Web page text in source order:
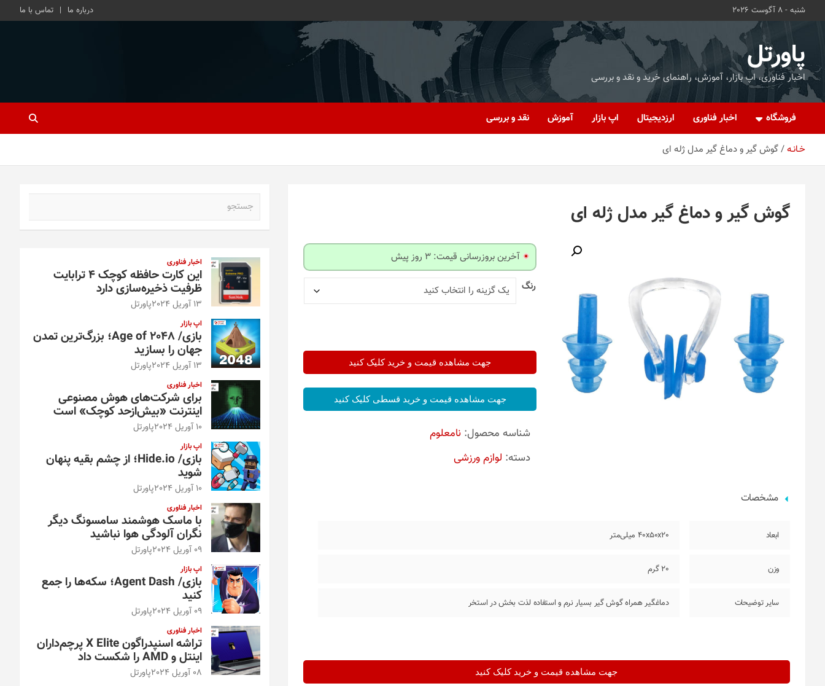
شنبه - 8 آگوست 2026 درباره ما تماس با ما
پاورتل
اخبار فناوری، اپ بازار، آموزش، راهنمای خرید و نقد و بررسی
فروشگاه اخبار فناوری ارزدیجیتال اپ بازار آموزش نقد و بررسی
خـانـه گوش گیر و دماغ گیر مدل ژله ای
گوش گیر و دماغ گیر مدل ژله ای
آخرین بروزرسانی قیمت: 3 روز پیش
رنگ
جهت مشاهده قیمت و خرید کلیک کنید
جهت مشاهده قیمت و خرید قسطی کلیک کنید
شناسه محصول: نامعلوم
دسته: لوازم ورزشی
مشخصات
ابعاد 40x50x20 میلی‌متر
وزن 20 گرم
سایر توضیحات دماغگیر همراه گوش گیر بسیار نرم و استفاده لذت بخش در استخر
جهت مشاهده قیمت و خرید کلیک کنید
اخبار فناوری
این کارت حافظه کوچک ۴ ترابایت
ظرفیت ذخیره‌سازی دارد
13 آوریل 2024 پاورتل
اپ بازار
بازی/ Age of 2048؛ بزرگ‌ترین تمدن
جهان را بسازید
13 آوریل 2024 پاورتل
اخبار فناوری
برای شرکت‌های هوش مصنوعی
اینترنت «بیش‌از‌حد کوچک» است
10 آوریل 2024 پاورتل
اپ بازار
بازی/ Hide.io؛ از چشم بقیه پنهان
شوید
10 آوریل 2024 پاورتل
اخبار فناوری
با ماسک هوشمند سامسونگ دیگر
نگران آلودگی هوا نباشید
09 آوریل 2024 پاورتل
اپ بازار
بازی/ Agent Dash؛ سکه‌ها را جمع
کنید
09 آوریل 2024 پاورتل
اخبار فناوری
تراشه اسنپدراگون X Elite پرچم‌داران
اینتل و AMD را شکست داد
08 آوریل 2024 پاورتل